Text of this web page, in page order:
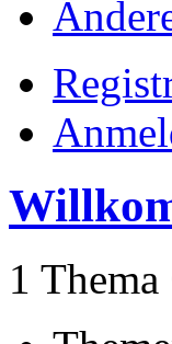
1 Thema